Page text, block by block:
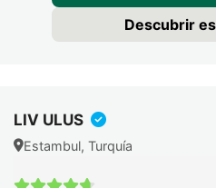
Descubrir
LIV ULUS
Estambul, Turquía